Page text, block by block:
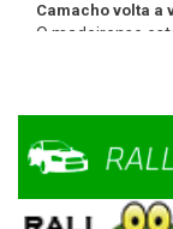
Camacho volta a
O madeirense
Pargo 2, com